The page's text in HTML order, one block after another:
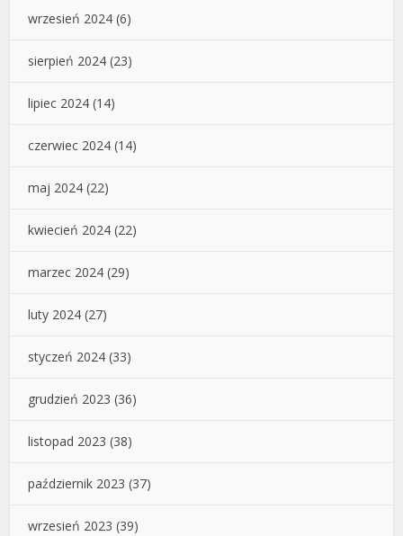
wrzesień 2024 (6)
sierpień 2024 (23)
lipiec 2024 (14)
czerwiec 2024 (14)
maj 2024 (22)
kwiecień 2024 (22)
marzec 2024 (29)
luty 2024 (27)
styczeń 2024 (33)
grudzień 2023 (36)
listopad 2023 (38)
październik 2023 (37)
wrzesień 2023 (39)